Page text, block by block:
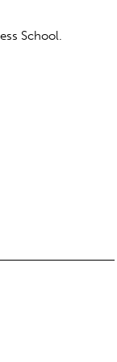
School.